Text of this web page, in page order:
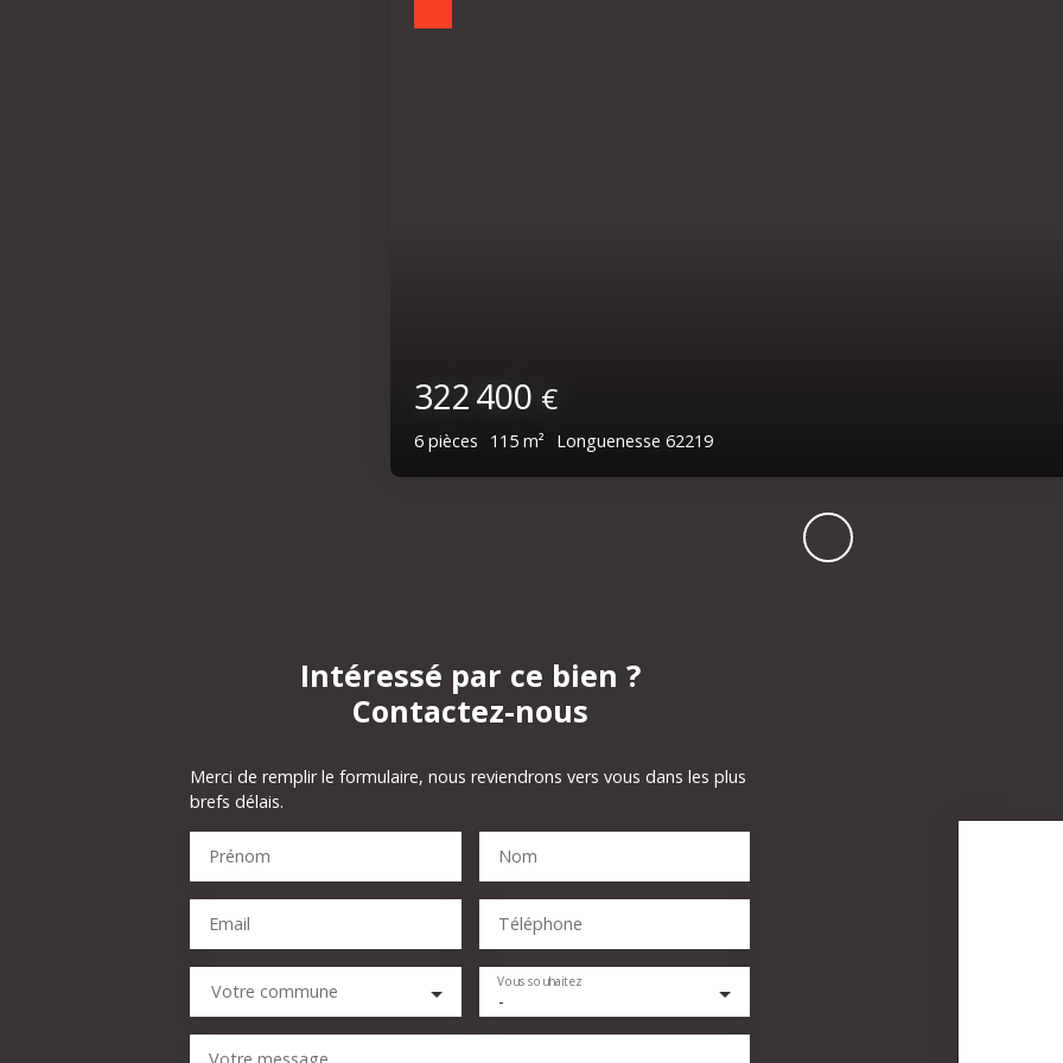
275 600€
9pièces 140m² Saint-Omer 62500
Intéressé par ce bien ?
Contactez-nous
Merci de remplir le formulaire, nous reviendrons vers vous dans les plus
brefs délais.
Prénom Nom
Email Téléphone
Votre commune -
Vous souhaitez